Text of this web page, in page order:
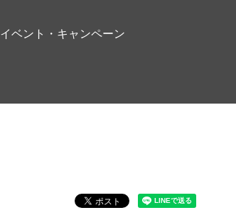
イベント・キャンペーン